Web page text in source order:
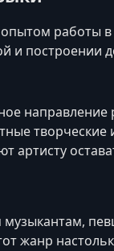
работы
и построении
направление
творческие
артисту
жанр